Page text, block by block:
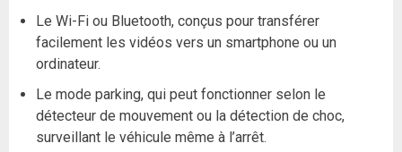
Le Wi-Fi ou Bluetooth, conçus pour transférer
facilement les vidéos vers un smartphone ou un
ordinateur.
Le mode parking, qui peut fonctionner selon le
détecteur de mouvement ou la détection de choc,
surveillant le véhicule même à l’arrêt.